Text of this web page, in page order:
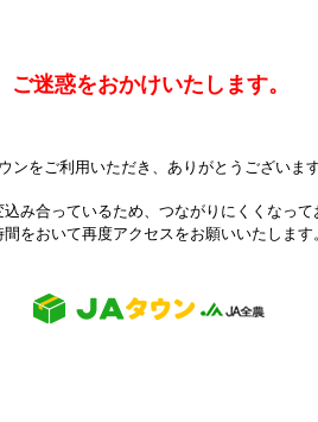
ご迷惑をおかけいたします。
ンをご利用いただき、ありがとうございます
み合っているため、つながりにくくなって
間をおいて再度アクセスをお願いいたします。